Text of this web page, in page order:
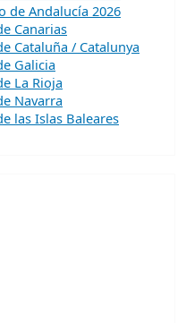
de Andalucía 2026
Canarias
Cataluña / Catalunya
Galicia
La Rioja
Navarra
las Islas Baleares